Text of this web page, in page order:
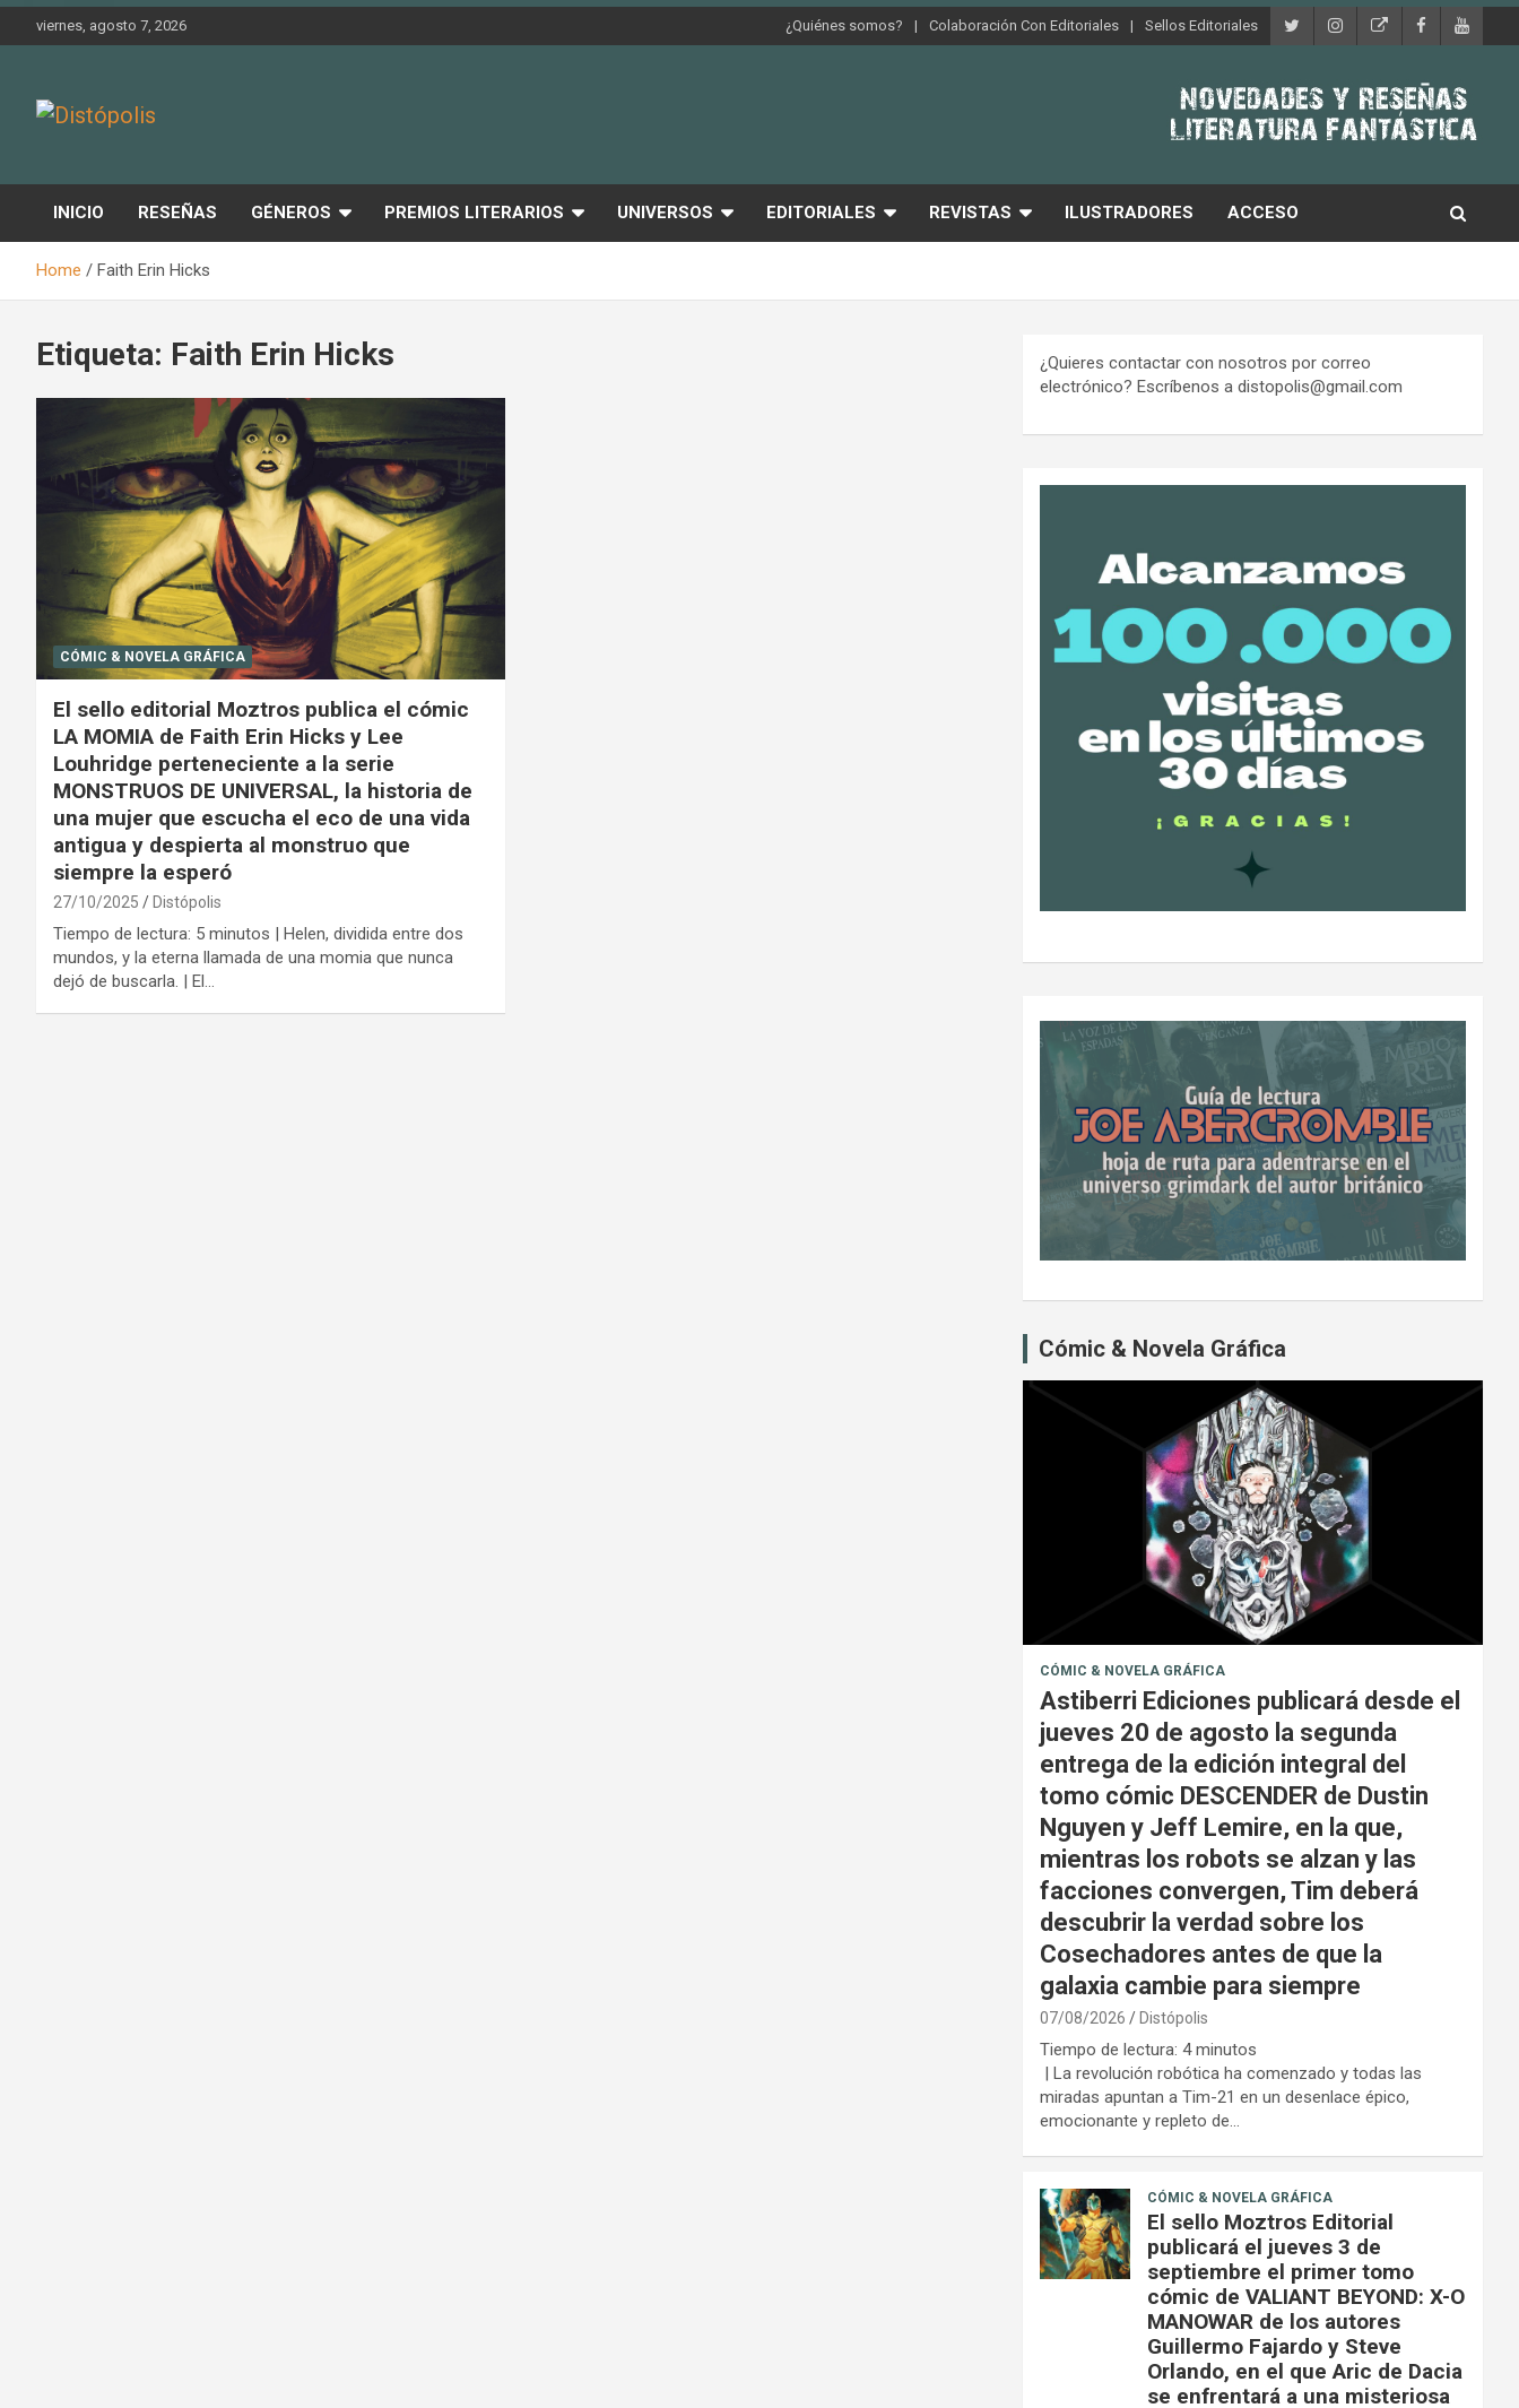
Skip
viernes, agosto 7, 2026 ¿Quiénes somos? Colaboración Con Editoriales Sellos Editoriales
INICIO RESEÑAS GÉNEROS PREMIOS LITERARIOS UNIVERSOS EDITORIALES REVISTAS ILUSTRADORES ACCESO
Home Faith Erin Hicks
Etiqueta: Faith Erin Hicks
CÓMIC & NOVELA GRÁFICA
El sello editorial Moztros publica el cómic
LA MOMIA de Faith Erin Hicks y Lee
Louhridge perteneciente a la serie
MONSTRUOS DE UNIVERSAL, la historia de
una mujer que escucha el eco de una vida
antigua y despierta al monstruo que
siempre la esperó
27/10/2025 Distópolis
Tiempo de lectura: 5 minutos | Helen, dividida entre dos
mundos, y la eterna llamada de una momia que nunca
dejó de buscarla. | El…
¿Quieres contactar con nosotros por correo
electrónico? Escríbenos a distopolis@gmail.com
Cómic & Novela Gráfica
CÓMIC & NOVELA GRÁFICA
Astiberri Ediciones publicará desde el
jueves 20 de agosto la segunda
entrega de la edición integral del
tomo cómic DESCENDER de Dustin
Nguyen y Jeff Lemire, en la que,
mientras los robots se alzan y las
facciones convergen, Tim deberá
descubrir la verdad sobre los
Cosechadores antes de que la
galaxia cambie para siempre
07/08/2026 Distópolis
Tiempo de lectura: 4 minutos
| La revolución robótica ha comenzado y todas las
miradas apuntan a Tim-21 en un desenlace épico,
emocionante y repleto de…
CÓMIC & NOVELA GRÁFICA
El sello Moztros Editorial
publicará el jueves 3 de
septiembre el primer tomo
cómic de VALIANT BEYOND: X-O
MANOWAR de los autores
Guillermo Fajardo y Steve
Orlando, en el que Aric de Dacia
se enfrentará a una misteriosa